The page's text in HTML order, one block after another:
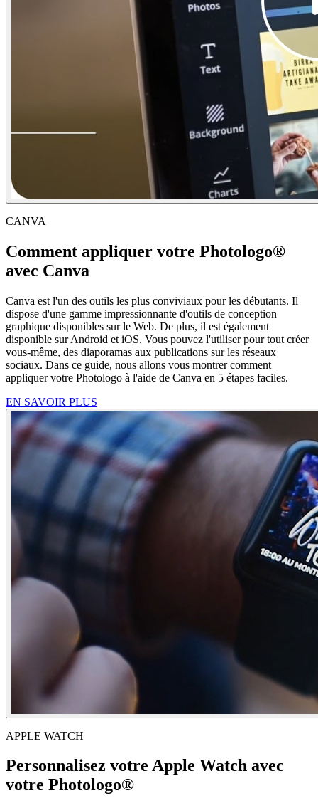
CANVA
Comment appliquer votre Photologo®
avec Canva
Canva est l'un des outils les plus conviviaux pour les débutants. Il
dispose d'une gamme impressionnante d'outils de conception
graphique disponibles sur le Web. De plus, il est également
disponible sur Android et iOS. Vous pouvez l'utiliser pour tout créer
vous-même, des diaporamas aux publications sur les réseaux
sociaux. Dans ce guide, nous allons vous montrer comment
appliquer votre Photologo à l'aide de Canva en 5 étapes faciles.
EN SAVOIR PLUS
APPLE WATCH
Personnalisez votre Apple Watch avec
votre Photologo®